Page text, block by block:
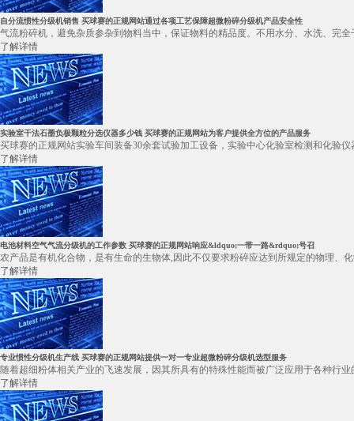
自分流惯性分级机销售 买球赛的正规网站通过各项工艺保障超微粉碎分级机产品安全性
气流粉碎机，避免杂质参杂到物料当中，保证物料的精品度。不用水分、水洗、完
了解详情
实验室干法石墨负极颗粒分选仪器多少钱 买球赛的正规网站为客户提供全方位的产品服务
买球赛的正规网站实验车间装备30余套试验加工设备，实验中心化验室检测和化验
了解详情
电池材料空气气流分级机的工作参数 买球赛的正规网站响应&ldquo;一带一路&rdquo;号召
农产品是有机化合物，是有生命的生物体,因此不仅要求粉碎应达到所规定的物理、
了解详情
专业惯性分级机生产线 买球赛的正规网站提供一对一专业超微粉碎分级机选型服务
随着超细粉体相关产业的飞速发展，因其所具有的特殊性能而被广泛应用于各种行
了解详情